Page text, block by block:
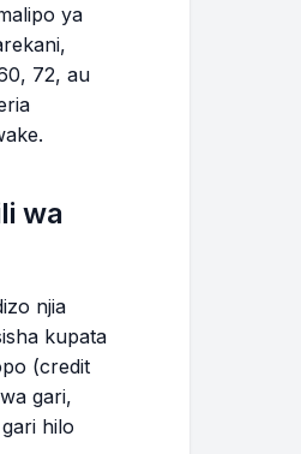
ya
72, au
wa
njia
kupata
(credit
gari,
hilo